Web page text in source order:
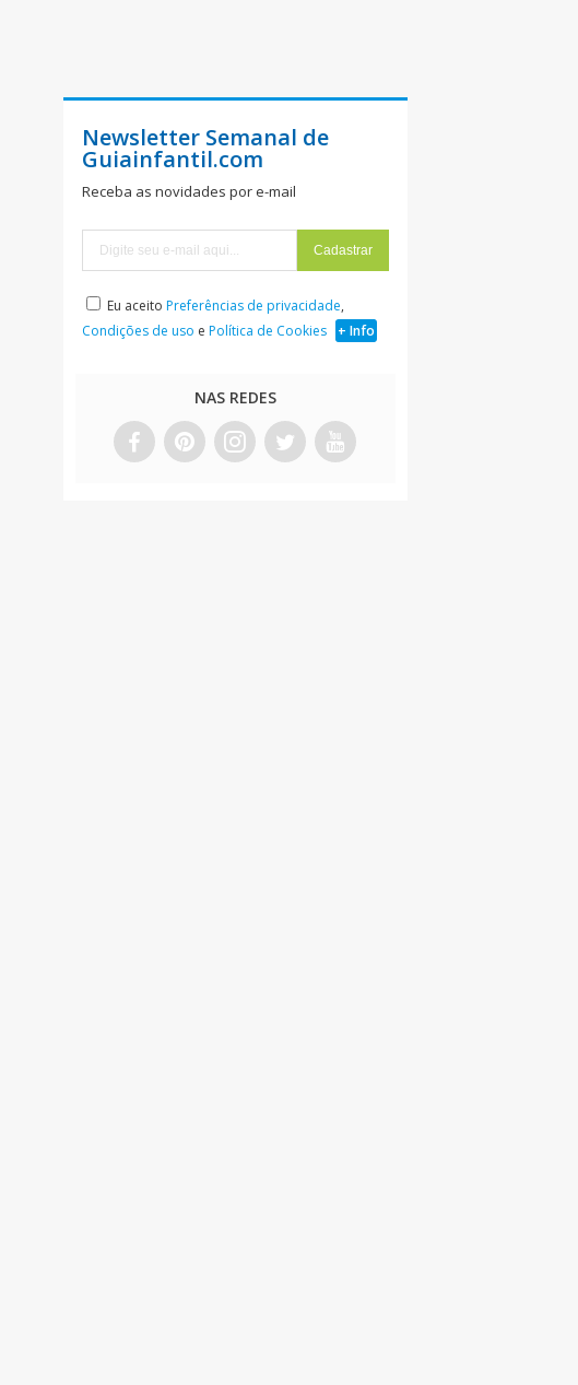
Newsletter Semanal de
Guiainfantil.com
Receba as novidades por e-mail
Eu aceito Preferências de privacidade,
Condições de uso e Política de Cookies + Info
NAS REDES